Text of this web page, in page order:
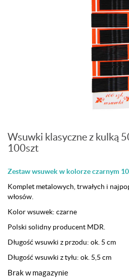
Wsuwki klasyczne z kulką
100szt
Zestaw wsuwek w kolorze czarnym
Komplet metalowych, trwałych i
włosów.
Kolor wsuwek: czarne
Polski solidny producent MDR.
Długość wsuwki z przodu: ok. 5 cm
Długość wsuwki z tyłu: ok. 5,5 cm
Brak w magazynie